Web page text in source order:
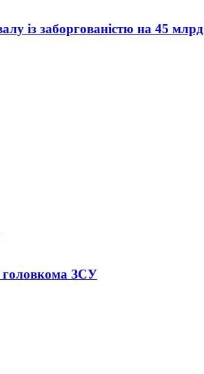
із заборгованістю на 45
головкома ЗСУ